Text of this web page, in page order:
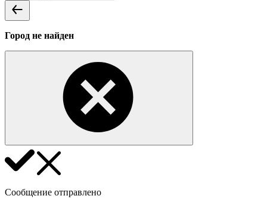
Город не найден
Сообщение отправлено